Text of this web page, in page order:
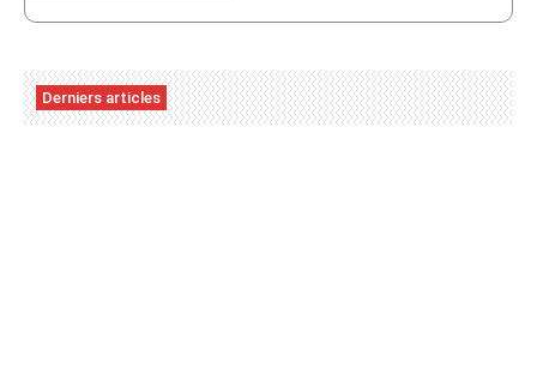
Derniers articles